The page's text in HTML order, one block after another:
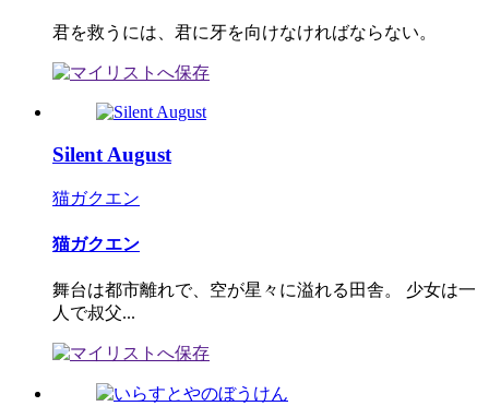
君を救うには、君に牙を向けなければならない。
Silent August
猫ガクエン
猫ガクエン
舞台は都市離れで、空が星々に溢れる田舎。 少女は一
人で叔父...